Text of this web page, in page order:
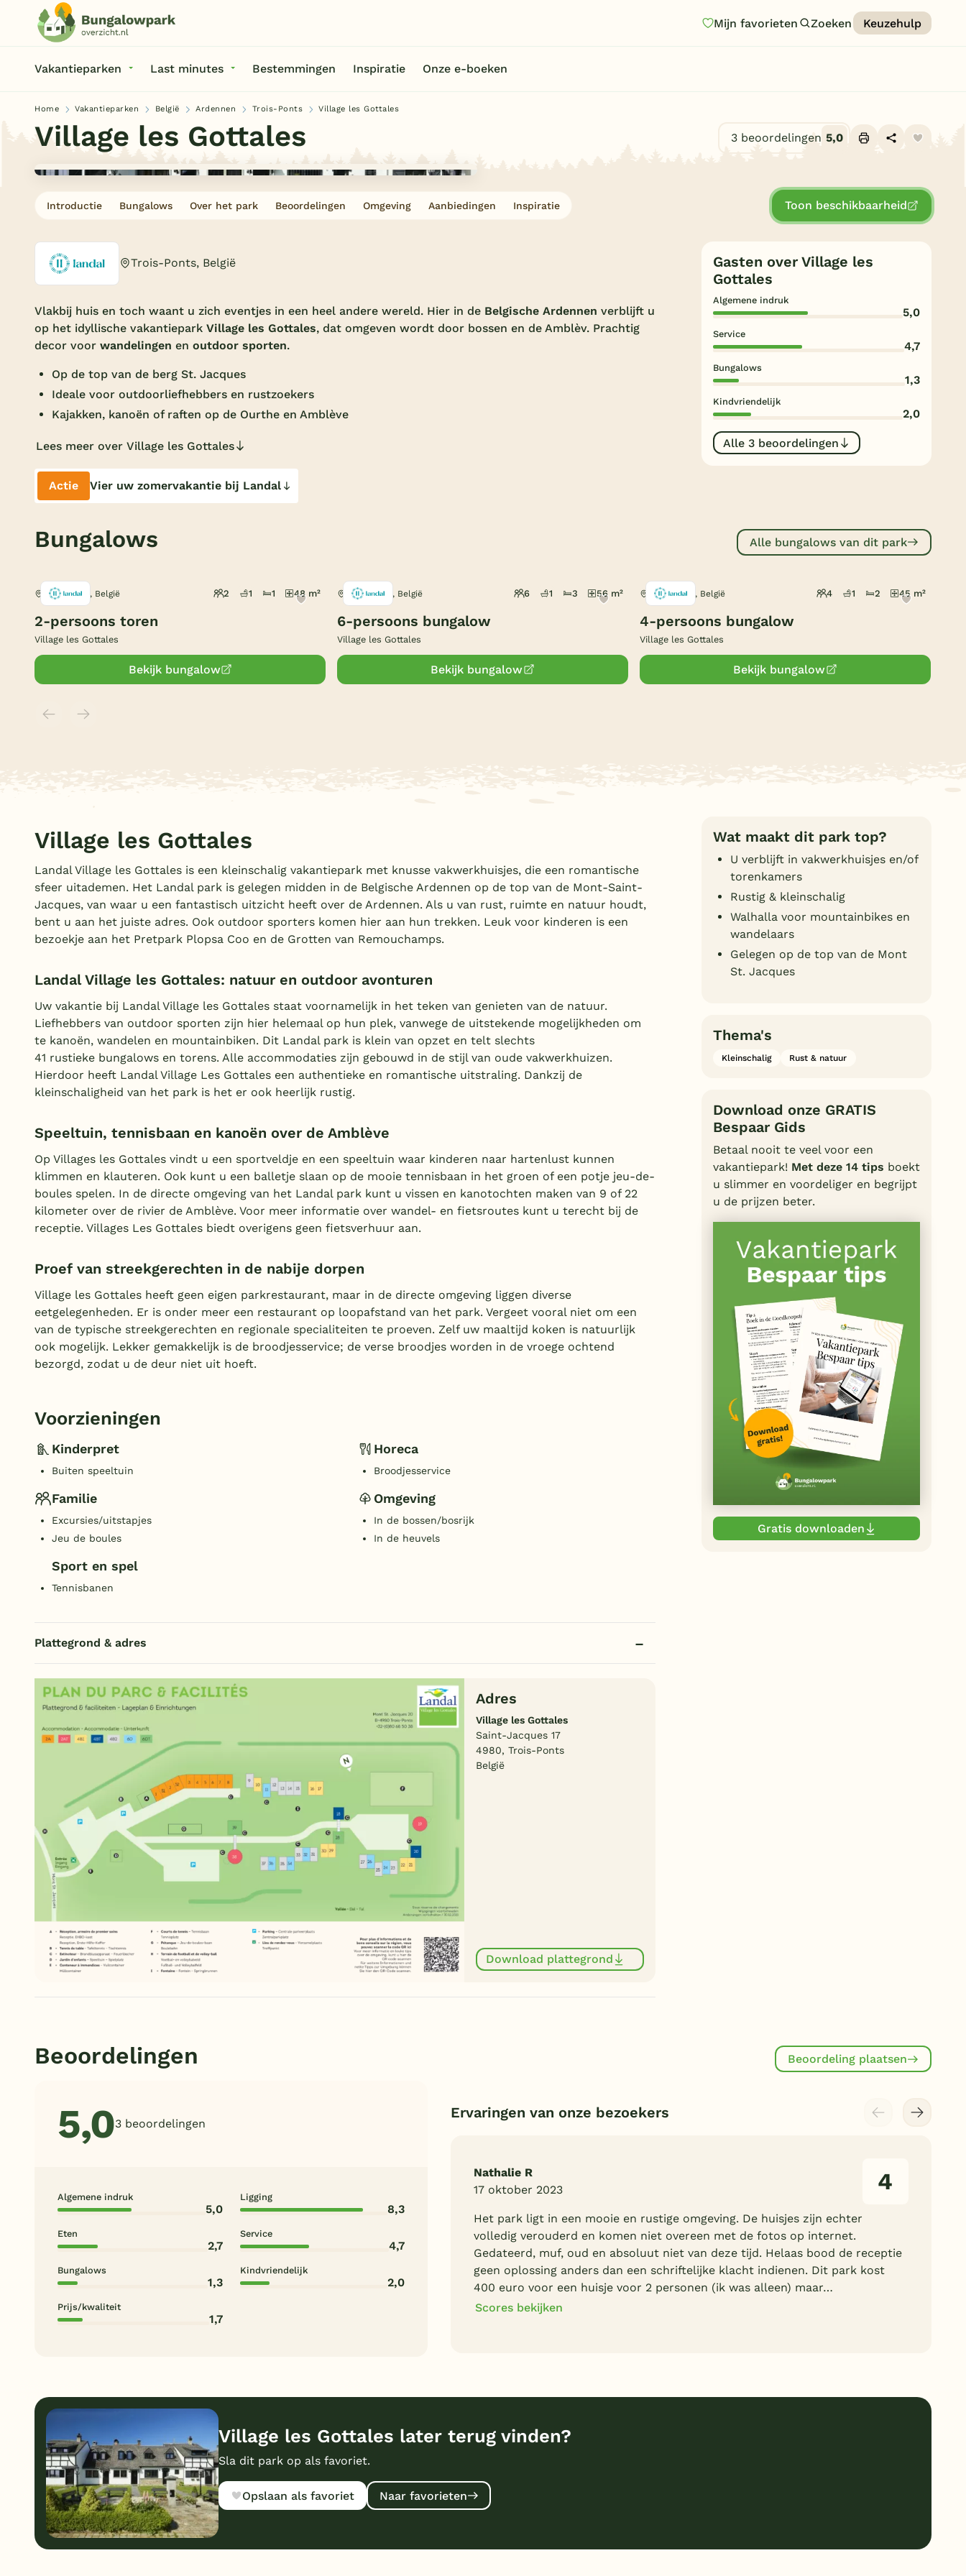
Mijn favorieten Zoeken Keuzehulp
Vakantieparken Last minutes Bestemmingen Inspiratie Onze e-boeken
Onze vakantiegidsen
Vakantieparken
Subtropisch zwembad
Overdekt zwembad
Indoor speeltuin
Alle populaire faciliteiten
Texel
Limburg
Duitsland
België
Home Vakantieparken België Ardennen Trois-Ponts Village les Gottales
Village les Gottales 3 beoordelingen 5,0
Introductie Bungalows Over het park Beoordelingen Omgeving Aanbiedingen Inspiratie Toon beschikbaarheid
Trois-Ponts, België
Vlakbij huis en toch waant u zich eventjes in een heel andere wereld. Hier in de Belgische Ardennen verblijft u
op het idyllische vakantiepark Village les Gottales, dat omgeven wordt door bossen en de Amblèv. Prachtig
decor voor wandelingen en outdoor sporten.
Op de top van de berg St. Jacques
Ideale voor outdoorliefhebbers en rustzoekers
Kajakken, kanoën of raften op de Ourthe en Amblève
Lees meer over Village les Gottales
Actie Vier uw zomervakantie bij Landal
Gasten over Village les
Gottales
Algemene indruk
5,0
Service
4,7
Bungalows
1,3
Kindvriendelijk
2,0
Alle 3 beoordelingen
Bungalows Alle bungalows van dit park
Trois-Ponts, België 2 1 1 48 m²
2-persoons toren
Village les Gottales
Bekijk bungalow
Trois-Ponts, België 6 1 3 56 m²
6-persoons bungalow
Village les Gottales
Bekijk bungalow
Trois-Ponts, België 4 1 2 45 m²
4-persoons bungalow
Village les Gottales
Bekijk bungalow
Village les Gottales
Landal Village les Gottales is een kleinschalig vakantiepark met knusse vakwerkhuisjes, die een romantische
sfeer uitademen. Het Landal park is gelegen midden in de Belgische Ardennen op de top van de Mont-Saint-
Jacques, van waar u een fantastisch uitzicht heeft over de Ardennen. Als u van rust, ruimte en natuur houdt,
bent u aan het juiste adres. Ook outdoor sporters komen hier aan hun trekken. Leuk voor kinderen is een
bezoekje aan het Pretpark Plopsa Coo en de Grotten van Remouchamps.
Landal Village les Gottales: natuur en outdoor avonturen
Uw vakantie bij Landal Village les Gottales staat voornamelijk in het teken van genieten van de natuur.
Liefhebbers van outdoor sporten zijn hier helemaal op hun plek, vanwege de uitstekende mogelijkheden om
te kanoën, wandelen en mountainbiken. Dit Landal park is klein van opzet en telt slechts
41 rustieke bungalows en torens. Alle accommodaties zijn gebouwd in de stijl van oude vakwerkhuizen.
Hierdoor heeft Landal Village Les Gottales een authentieke en romantische uitstraling. Dankzij de
kleinschaligheid van het park is het er ook heerlijk rustig.
Speeltuin, tennisbaan en kanoën over de Amblève
Op Villages les Gottales vindt u een sportveldje en een speeltuin waar kinderen naar hartenlust kunnen
klimmen en klauteren. Ook kunt u een balletje slaan op de mooie tennisbaan in het groen of een potje jeu-de-
boules spelen. In de directe omgeving van het Landal park kunt u vissen en kanotochten maken van 9 of 22
kilometer over de rivier de Amblève. Voor meer informatie over wandel- en fietsroutes kunt u terecht bij de
receptie. Villages Les Gottales biedt overigens geen fietsverhuur aan.
Proef van streekgerechten in de nabije dorpen
Village les Gottales heeft geen eigen parkrestaurant, maar in de directe omgeving liggen diverse
eetgelegenheden. Er is onder meer een restaurant op loopafstand van het park. Vergeet vooral niet om een
van de typische streekgerechten en regionale specialiteiten te proeven. Zelf uw maaltijd koken is natuurlijk
ook mogelijk. Lekker gemakkelijk is de broodjesservice; de verse broodjes worden in de vroege ochtend
bezorgd, zodat u de deur niet uit hoeft.
Voorzieningen
Kinderpret
Buiten speeltuin
Familie
Excursies/uitstapjes
Jeu de boules
Sport en spel
Tennisbanen
Horeca
Broodjesservice
Omgeving
In de bossen/bosrijk
In de heuvels
Plattegrond & adres
Adres
Village les Gottales
Saint-Jacques 17
4980, Trois-Ponts
België
Download plattegrond
Wat maakt dit park top?
U verblijft in vakwerkhuisjes en/of
torenkamers
Rustig & kleinschalig
Walhalla voor mountainbikes en
wandelaars
Gelegen op de top van de Mont
St. Jacques
Thema's
Kleinschalig Rust & natuur
Download onze GRATIS
Bespaar Gids
Betaal nooit te veel voor een
vakantiepark! Met deze 14 tips boekt
u slimmer en voordeliger en begrijpt
u de prijzen beter.
Gratis downloaden
Beoordelingen Beoordeling plaatsen
5,03 beoordelingen
Algemene indruk
5,0
Ligging
8,3
Eten
2,7
Service
4,7
Bungalows
1,3
Kindvriendelijk
2,0
Prijs/kwaliteit
1,7
Ervaringen van onze bezoekers
Nathalie R
17 oktober 2023
4
Het park ligt in een mooie en rustige omgeving. De huisjes zijn echter
volledig verouderd en komen niet overeen met de fotos op internet.
Gedateerd, muf, oud en absoluut niet van deze tijd. Helaas bood de receptie
geen oplossing anders dan een schriftelijke klacht indienen. Dit park kost
400 euro voor een huisje voor 2 personen (ik was alleen) maar…
Scores bekijken
1 Prijs/kwaliteit
Village les Gottales later terug vinden?
Sla dit park op als favoriet.
Opslaan als favoriet Naar favorieten